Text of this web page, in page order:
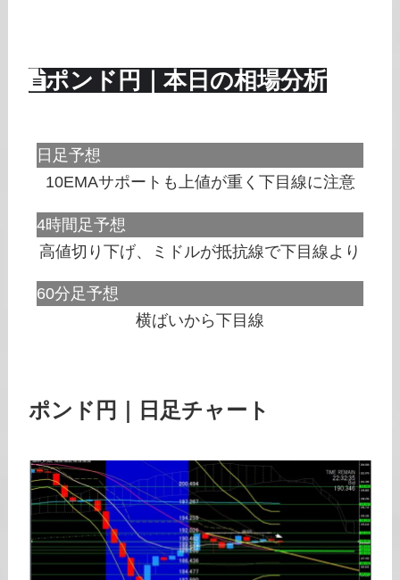
ポンド円｜本日の相場分析
日足予想
10EMAサポートも上値が重く下目線に注意
4時間足予想
高値切り下げ、ミドルが抵抗線で下目線より
60分足予想
横ばいから下目線
ポンド円｜日足チャート